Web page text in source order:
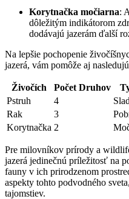
Korytnačka močiarna:​
dôležitým indikátorom
⁣dodávajú jazerám ďalší
Na lepšie ⁣pochopenie
jazerá, vám⁢ pomôže aj
Živočích Počet Druhov
Pstruh
4
Rak
3
Korytnačka 2
Pre milovníkov prírody a
jazerá ⁣jedinečnú príležitosť ⁣na
fauny v ich prirodzenom
aspekty ​tohto podvodného
tajomstiev.